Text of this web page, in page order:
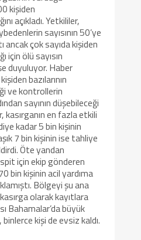
kişiden
açıkladı. Yetkililer,
sayısının 50’ye
ancak çok sayıda kişiden
için ölü sayısın
duyuluyor. Haber
bazılarının
ve kontrollerin
sayının düşebileceği
en fazla etkili
kadar 5 bin kişinin
7 bin kişinin ise tahliye
Öte yandan
için ekip gönderen
bin kişinin acil yardıma
Bölgeyi şu ana
olarak kayıtlara
Bahamalar’da büyük
kişi de evsiz kaldı.